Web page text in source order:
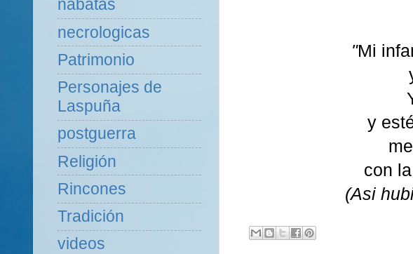
"Mi
y
con
(Asi
nabatas
necrologicas
Patrimonio
Personajes de
Laspuña
postguerra
Religión
Rincones
Tradición
videos